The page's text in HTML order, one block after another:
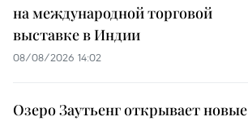
на международной торговой
выставке в Индии
08/08/2026 14:02
Озеро Заутьенг открывает новые